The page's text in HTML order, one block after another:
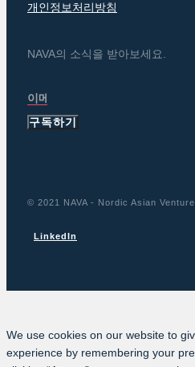
개인정보처리방침
NAVA의 소식을 받아보세요.
구독하기
© 2021 NAVA - Nordic Asian
LinkedIn
We use cookies on our website to
experience by remembering your